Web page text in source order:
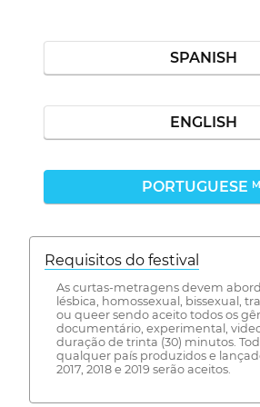
SPANISH
ENGLISH
PORTUGUESE
Requisitos do festival
As curtas-metragens devem
lésbica, homossexual, bissexual,
ou queer sendo aceito todos os
documentário, experimental,
duração de trinta (30) minutos.
qualquer país produzidos e
2017, 2018 e 2019 serão aceitos.